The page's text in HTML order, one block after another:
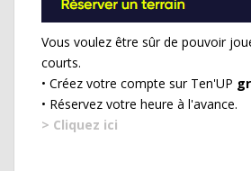
Vous voulez être sûr de pouvoir
courts.
• Créez votre compte sur Ten'UP
• Réservez votre heure à l'avance.
> Cliquez ici